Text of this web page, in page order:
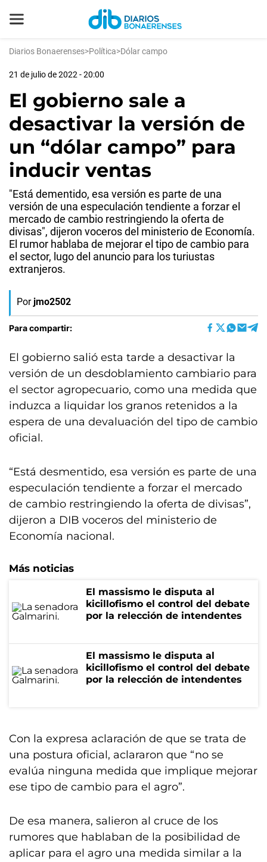
Diarios Bonaerenses>Política>Dólar campo
21 de julio de 2022 - 20:00
El gobierno sale a
desactivar la versión de
un “dólar campo” para
inducir ventas
"Está dementido, esa versión es parte de una
versión de una especulación tendiente a forzar el
mercado de cambio restringiendo la oferta de
divisas", dijeron voceros del ministerio de Economía.
El rumor hablaba de mejorar el tipo de cambio para
el sector, lugo del anuncio para los turiustas
extranjeros.
Por jmo2502
Para compartir:
El gobierno salió esta tarde a desactivar la
versión de un desdoblamiento cambiario para
el sector agropecuario, como una medida que
induzca a liquidar los granos retenidos a la
espera de una devaluación del tipo de cambio
oficial.
“Está desmentido, esa versión es parte de una
especulación tendiente a forzar el mercado
de cambio restringiendo la oferta de divisas”,
dijeron a DIB voceros del ministerio de
Economía nacional.
Más noticias
El massismo le disputa al
kicillofismo el control del debate
por la relección de intendentes
El massismo le disputa al
kicillofismo el control del debate
por la relección de intendentes
Con la expresa aclaración de que se trata de
una postura oficial, aclararon que “no se
evalúa ninguna medida que implique mejorar
ese tipo de cambio para el agro”.
De esa manera, salieron al cruce de los
rumores que hablaban de la posibilidad de
aplicar para el agro una medida similar a la